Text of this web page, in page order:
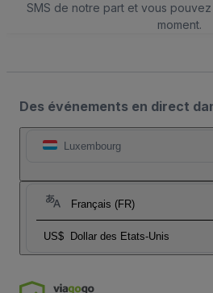
SMS de notre part et vous
moment.
Des événements en direct
Luxembourg
Français (FR)
US$ Dollar des Etats-Unis